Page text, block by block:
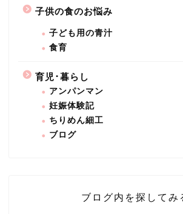
子供の食のお悩み
子ども用の青汁
食育
育児･暮らし
アンパンマン
妊娠体験記
ちりめん細工
ブログ
ブログ内を探してみ